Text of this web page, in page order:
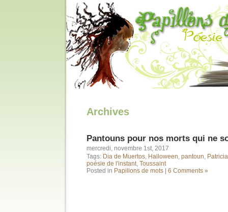
Archives
Pantouns pour nos morts qui ne
mercredi, novembre 1st, 2017
Tags: Dia de Muertos, Halloween, pantoun,
poésie de l'instant, Toussaint
Posted in Papillons de mots 6 Comments »